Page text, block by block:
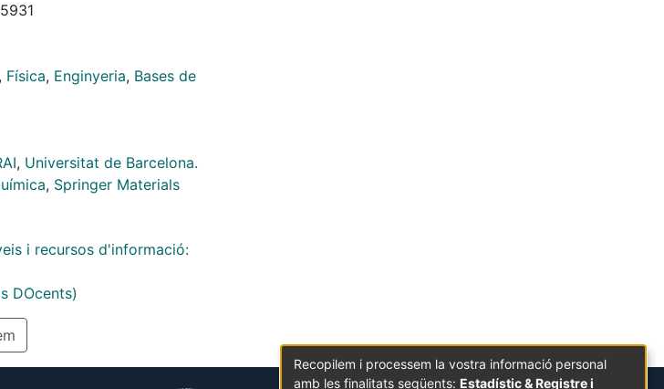
, Física, Enginyeria, Bases de
, Universitat de Barcelona.
, Springer Materials
i recursos d'informació:
DOcents)
Recopilem i processem la vostra informació personal
amb les finalitats següents: Estadístic & Registre i